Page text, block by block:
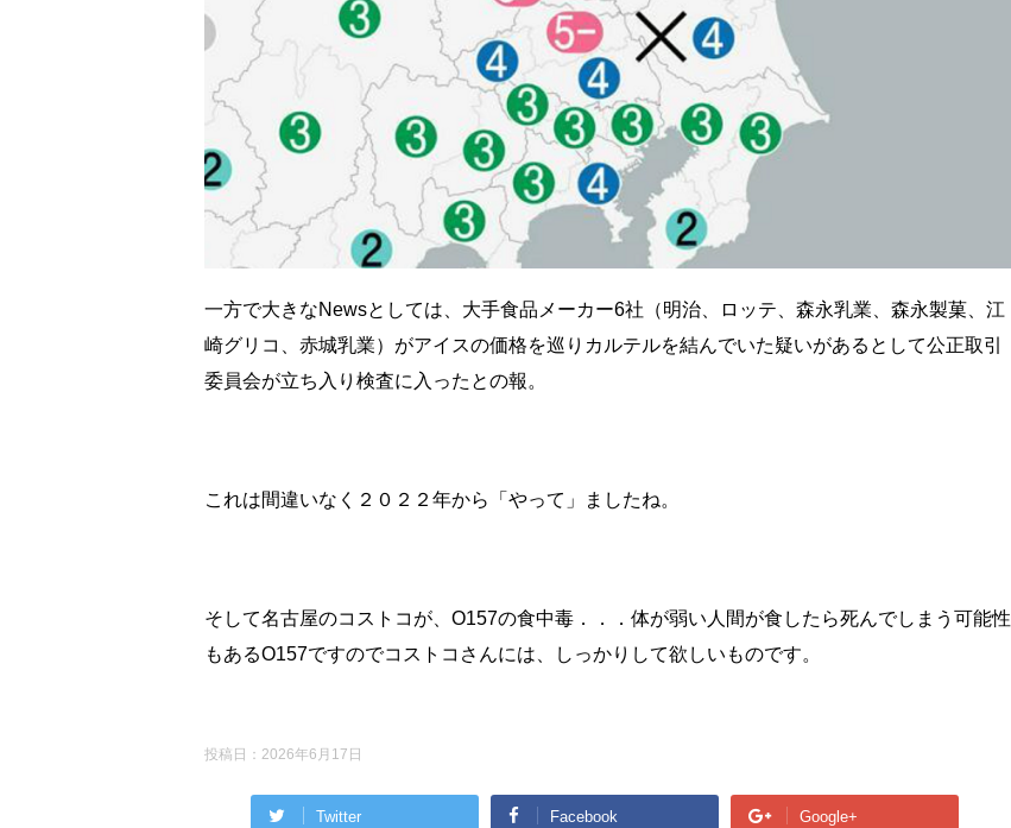
一方で大きなNewsとしては、大手食品メーカー6社（明治、ロッテ、森永乳業、森永製菓、江
崎グリコ、赤城乳業）がアイスの価格を巡りカルテルを結んでいた疑いがあるとして公正取引
委員会が立ち入り検査に入ったとの報。
これは間違いなく２０２２年から「やって」ましたね。
そして名古屋のコストコが、О157の食中毒．．．体が弱い人間が食したら死んでしまう可能性
もあるО157ですのでコストコさんには、しっかりして欲しいものです。
投稿日： 2026年6月17日
Twitter Facebook Google+